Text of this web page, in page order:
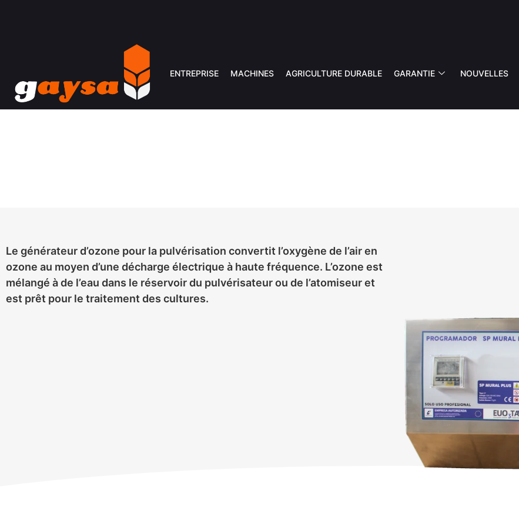
ENTREPRISE MACHINES AGRICULTURE DURABLE GARANTIE NOUVELLES
Le générateur d’ozone pour la pulvérisation convertit l’oxygène de l’air en
ozone au moyen d’une décharge électrique à haute fréquence. L’ozone est
mélangé à de l’eau dans le réservoir du pulvérisateur ou de l’atomiseur et
est prêt pour le traitement des cultures.